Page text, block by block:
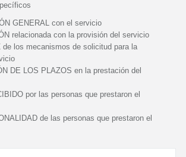
GENERAL con el servicio
relacionada con la provisión del servicio
de los mecanismos de solicitud para la
DE LOS PLAZOS en la prestación del
por las personas que prestaron el
de las personas que prestaron el